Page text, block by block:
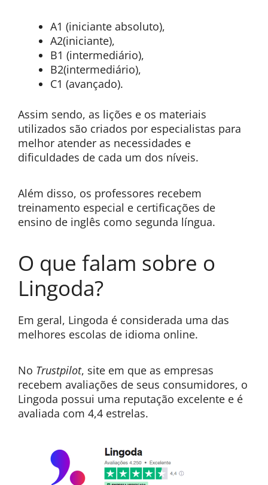
A1 (iniciante absoluto),
A2(iniciante),
B1 (intermediário),
B2(intermediário),
C1 (avançado).
Assim sendo, as lições e os materiais
utilizados são criados por especialistas para
melhor atender as necessidades e
dificuldades de cada um dos níveis.
Além disso, os professores recebem
treinamento especial e certificações de
ensino de inglês como segunda língua.
O que falam sobre o
Lingoda?
Em geral, Lingoda é considerada uma das
melhores escolas de idioma online.
No Trustpilot, site em que as empresas
recebem avaliações de seus consumidores, o
Lingoda possui uma reputação excelente e é
avaliada com 4,4 estrelas.